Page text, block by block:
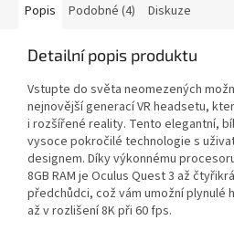
Popis Podobné (4) Diskuze
Detailní popis produktu
Vstupte do světa neomezených
nejnovější generací VR headsetu,
i rozšířené reality. Tento elegantní,
vysoce pokročilé technologie s
designem. Díky výkonnému
8GB RAM je Oculus Quest 3 až
předchůdci, což vám umožní plynulé
až v rozlišení 8K při 60 fps.